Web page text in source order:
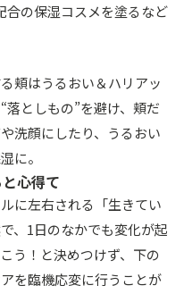
合の保湿コスメを塗るなど
頬はうるおい＆ハリアッ
落としもの”を避け、頬だ
洗顔にしたり、うるおい
に。
心得て
に左右される「生きてい
、1日のなかでも変化が起
う！と決めつけず、下の
を臨機応変に行うことが